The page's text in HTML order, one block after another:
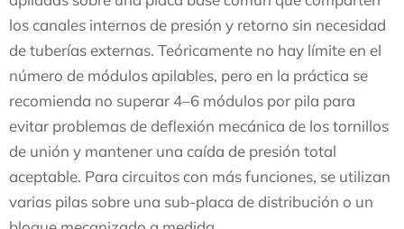
los canales internos de presión y retorno sin necesidad
de tuberías externas. Teóricamente no hay límite en el
número de módulos apilables, pero en la práctica se
recomienda no superar 4–6 módulos por pila para
evitar problemas de deflexión mecánica de los tornillos
de unión y mantener una caída de presión total
aceptable. Para circuitos con más funciones, se utilizan
varias pilas sobre una sub-placa de distribución o un